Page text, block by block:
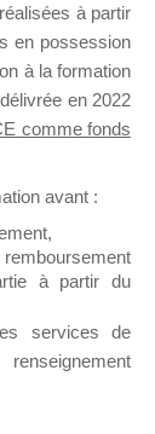
de
à
à partir
en possession
à la formation
en 2022
comme fonds
avant :
à partir du
services de